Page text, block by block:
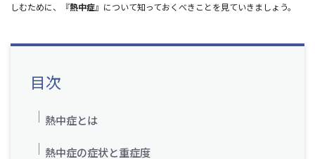
しむために、『熱中症』について知っておくべきことを見ていきましょう。
目次
熱中症とは
熱中症の症状と重症度